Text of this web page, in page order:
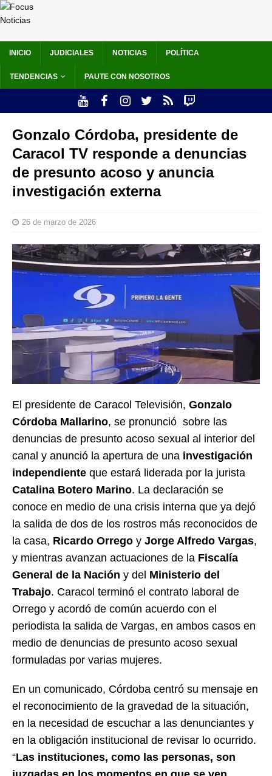
INICIO JUDICIALES NOTICIAS POLÍTICA
TENDENCIAS PAUTE CON NOSOTROS
Gonzalo Córdoba, presidente de
Caracol TV responde a denuncias
de presunto acoso y anuncia
investigación externa
26 de marzo de 2026
El presidente de Caracol Televisión, Gonzalo
Córdoba Mallarino, se pronunció sobre las
denuncias de presunto acoso sexual al interior del
canal y anunció la apertura de una investigación
independiente que estará liderada por la jurista
Catalina Botero Marino. La declaración se
conoce en medio de una crisis interna que ya dejó
la salida de dos de los rostros más reconocidos de
la casa, Ricardo Orrego y Jorge Alfredo Vargas,
y mientras avanzan actuaciones de la Fiscalía
General de la Nación y del Ministerio del
Trabajo. Caracol terminó el contrato laboral de
Orrego y acordó de común acuerdo con el
periodista la salida de Vargas, en ambos casos en
medio de denuncias de presunto acoso sexual
formuladas por varias mujeres.
En un comunicado, Córdoba centró su mensaje en
el reconocimiento de la gravedad de la situación,
en la necesidad de escuchar a las denunciantes y
en la obligación institucional de revisar lo ocurrido.
“Las instituciones, como las personas, son